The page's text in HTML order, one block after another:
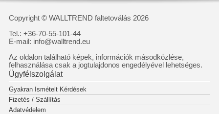
Copyright © WALLTREND faltetoválás 2026
Tel.: +36-70-55-101-44
E-mail: info@walltrend.eu
Az oldalon található képek, információk másodközlése,
felhasználása csak a jogtulajdonos engedélyével lehetséges.
Ügyfélszolgálat
Gyakran Ismételt Kérdések
Fizetés / Szállítás
Adatvédelem